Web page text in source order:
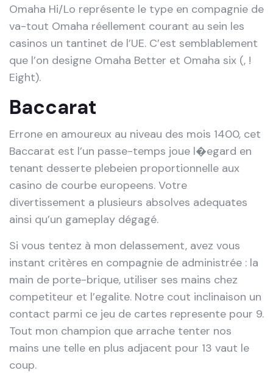
Omaha Hi/Lo représente le type en compagnie de
va-tout Omaha réellement courant au sein les
casinos un tantinet de l’UE. C’est semblablement
que l’on designe Omaha Better et Omaha six (, !
Eight).
Baccarat
Errone en amoureux au niveau des mois 1400, cet
Baccarat est l’un passe-temps joue l�egard en
tenant desserte plebeien proportionnelle aux
casino de courbe europeens. Votre
divertissement a plusieurs absolves adequates
ainsi qu’un gameplay dégagé.
Si vous tentez à mon delassement, avez vous
instant critères en compagnie de administrée : la
main de porte-brique, utiliser ses mains chez
competiteur et l’egalite. Notre cout inclinaison un
contact parmi ce jeu de cartes represente pour 9.
Tout mon champion que arrache tenter nos
mains une telle en plus adjacent pour 13 vaut le
coup.